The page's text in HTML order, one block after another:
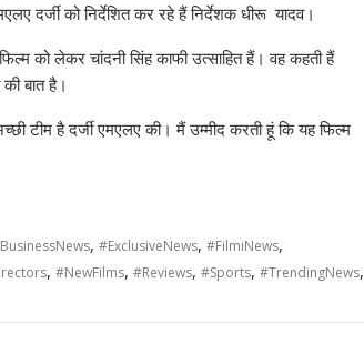
दर्जी को निर्देशित कर रहे हैं निर्देशक धीरू यादव।
को लेकर चांदनी सिंह काफी उत्साहित हैं। वह कहती हैं
बात है।
टीम है दर्जी एमएलए की। मैं उम्मीद करती हूं कि यह फिल्म
, #ExclusiveNews, #FilmiNews,
, #NewFilms, #Reviews, #Sports, #TrendingNews,